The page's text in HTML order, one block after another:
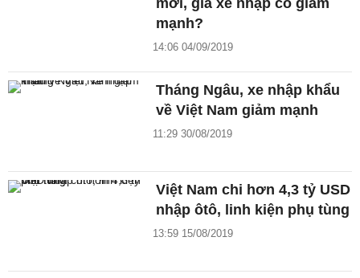
mới, giá xe nhập có giảm
mạnh?
14:06 04/09/2019
Tháng Ngâu, xe nhập khẩu
về Việt Nam giảm mạnh
11:29 30/08/2019
Việt Nam chi hơn 4,3 tỷ USD
nhập ôtô, linh kiện phụ tùng
13:59 15/08/2019